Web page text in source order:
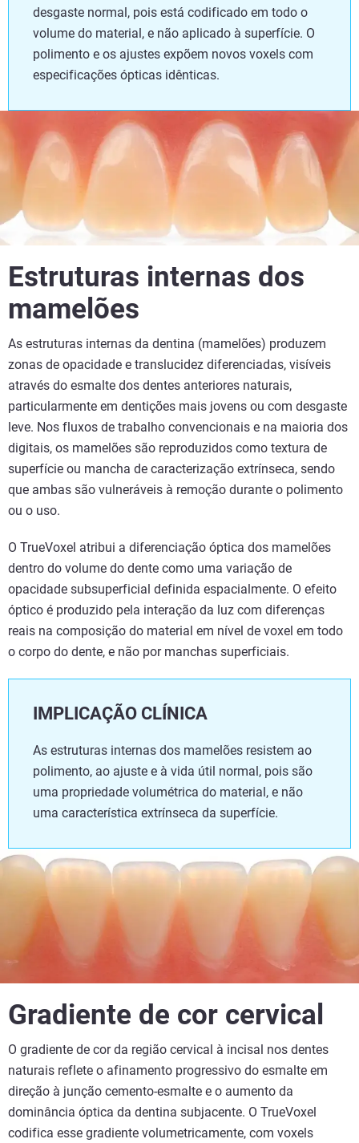
desgaste normal, pois está codificado em todo o
volume do material, e não aplicado à superfície. O
polimento e os ajustes expõem novos voxels com
especificações ópticas idênticas.
Estruturas internas dos
mamelões
As estruturas internas da dentina (mamelões) produzem
zonas de opacidade e translucidez diferenciadas, visíveis
através do esmalte dos dentes anteriores naturais,
particularmente em dentições mais jovens ou com desgaste
leve. Nos fluxos de trabalho convencionais e na maioria dos
digitais, os mamelões são reproduzidos como textura de
superfície ou mancha de caracterização extrínseca, sendo
que ambas são vulneráveis à remoção durante o polimento
ou o uso.
O TrueVoxel atribui a diferenciação óptica dos mamelões
dentro do volume do dente como uma variação de
opacidade subsuperficial definida espacialmente. O efeito
óptico é produzido pela interação da luz com diferenças
reais na composição do material em nível de voxel em todo
o corpo do dente, e não por manchas superficiais.
IMPLICAÇÃO CLÍNICA
As estruturas internas dos mamelões resistem ao
polimento, ao ajuste e à vida útil normal, pois são
uma propriedade volumétrica do material, e não
uma característica extrínseca da superfície.
Gradiente de cor cervical
O gradiente de cor da região cervical à incisal nos dentes
naturais reflete o afinamento progressivo do esmalte em
direção à junção cemento-esmalte e o aumento da
dominância óptica da dentina subjacente. O TrueVoxel
codifica esse gradiente volumetricamente, com voxels